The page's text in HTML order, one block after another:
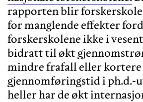
rapporten blir
for manglende effekter
forskerskolene ikke i
bidratt til økt
mindre frafall eller kortere
gjennomføringstid i ph.d.-
heller har de økt